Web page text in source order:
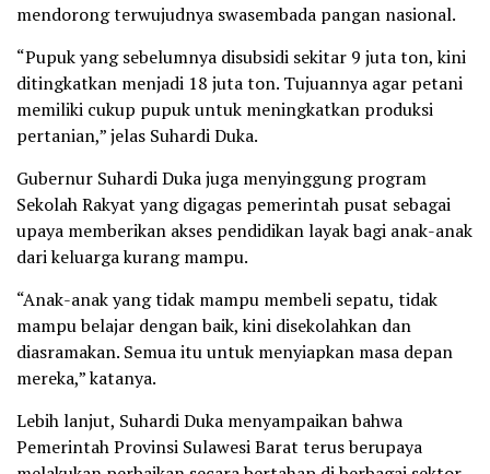
mendorong terwujudnya swasembada pangan nasional.
“Pupuk yang sebelumnya disubsidi sekitar 9 juta ton, kini
ditingkatkan menjadi 18 juta ton. Tujuannya agar petani
memiliki cukup pupuk untuk meningkatkan produksi
pertanian,” jelas Suhardi Duka.
Gubernur Suhardi Duka juga menyinggung program
Sekolah Rakyat yang digagas pemerintah pusat sebagai
upaya memberikan akses pendidikan layak bagi anak-anak
dari keluarga kurang mampu.
“Anak-anak yang tidak mampu membeli sepatu, tidak
mampu belajar dengan baik, kini disekolahkan dan
diasramakan. Semua itu untuk menyiapkan masa depan
mereka,” katanya.
Lebih lanjut, Suhardi Duka menyampaikan bahwa
Pemerintah Provinsi Sulawesi Barat terus berupaya